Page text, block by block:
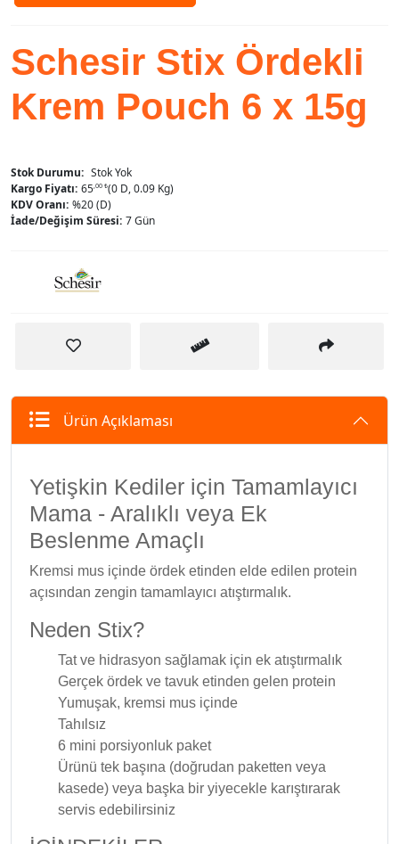
Schesir Stix Ördekli
Krem Pouch 6 x 15g
Stok Durumu: Stok Yok
Kargo Fiyatı: 65,00 ₺(0 D, 0.09 Kg)
KDV Oranı: %20 (D)
İade/Değişim Süresi: 7 Gün
Ürün Açıklaması
Yetişkin Kediler için Tamamlayıcı
Mama - Aralıklı veya Ek
Beslenme Amaçlı
Kremsi mus içinde ördek etinden elde edilen protein
açısından zengin tamamlayıcı atıştırmalık.
Neden Stix?
Tat ve hidrasyon sağlamak için ek atıştırmalık
Gerçek ördek ve tavuk etinden gelen protein
Yumuşak, kremsi mus içinde
Tahılsız
6 mini porsiyonluk paket
Ürünü tek başına (doğrudan paketten veya
kasede) veya başka bir yiyecekle karıştırarak
servis edebilirsiniz